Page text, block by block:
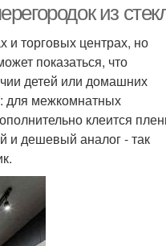
из
и торговых центрах, но
показаться, что
детей или домашних
для межкомнатных
клеится
и дешевый аналог - так